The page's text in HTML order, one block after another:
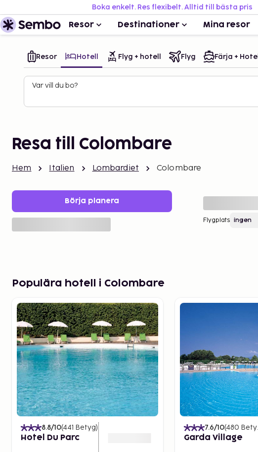
Boka enkelt. Res flexibelt. Alltid till bästa pris
Resor Destinationer Mina resor
Resor Hotell Flyg + hotell Flyg Färja + Hotell
Var vill du bo?
Resa till Colombare
Hem Italien Lombardiet Colombare
Börja planera
Flygplats
Populära hotell i Colombare
8.8/10(441 Betyg)
Hotel Du Parc
7.6/10(480 Betyg
Garda Village